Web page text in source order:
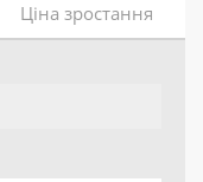
Ціна зростання